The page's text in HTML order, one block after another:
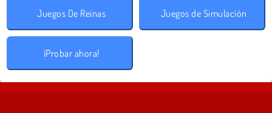
Juegos De Reinas Juegos de Simulación
¡Probar ahora!